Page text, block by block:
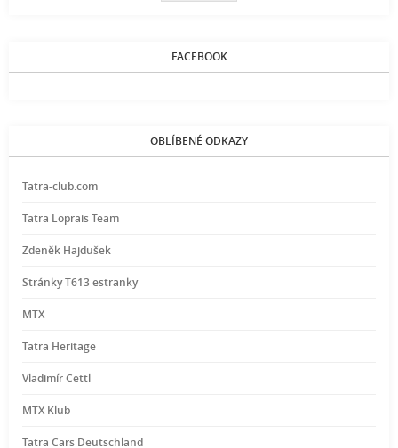
FACEBOOK
OBLÍBENÉ ODKAZY
Tatra-club.com
Tatra Loprais Team
Zdeněk Hajdušek
Stránky T613 estranky
MTX
Tatra Heritage
Vladimír Cettl
MTX Klub
Tatra Cars Deutschland